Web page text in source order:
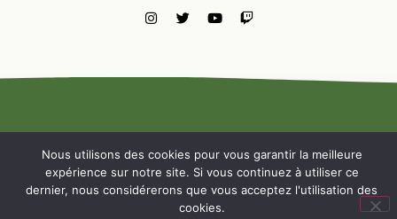
MENTIONS
LÉGALES
NOUS
Nous utilisons des cookies pour vous garantir la meilleure
expérience sur notre site. Si vous continuez à utiliser ce
dernier, nous considérerons que vous acceptez l'utilisation des
cookies.